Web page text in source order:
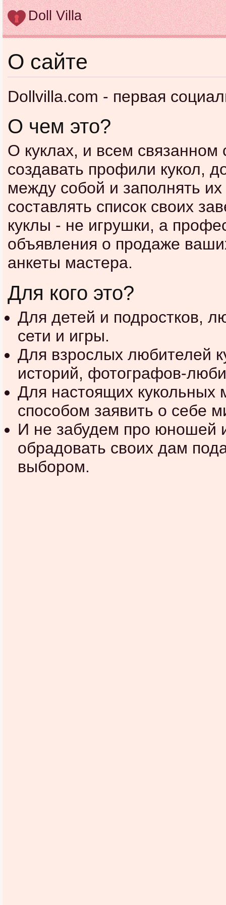
Doll Villa
О сайте
Dollvilla.com - первая
О чем это?
О куклах, и всем
создавать профили кукол,
между собой и заполнять
составлять список своих
куклы - не игрушки, а
объявления о продаже
анкеты мастера.
Для кого это?
Для детей и подростков,
сети и игры.
Для взрослых любителей
историй, фотографов-
Для настоящих
способом заявить о себе
И не забудем про юношей
обрадовать своих дам
выбором.